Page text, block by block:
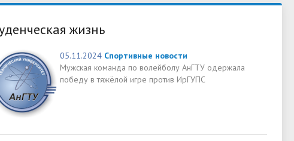
жизнь
05.11.2024 Спортивные новости
Мужская команда по волейболу АнГТУ одержала
победу в тяжёлой игре против ИрГУПС